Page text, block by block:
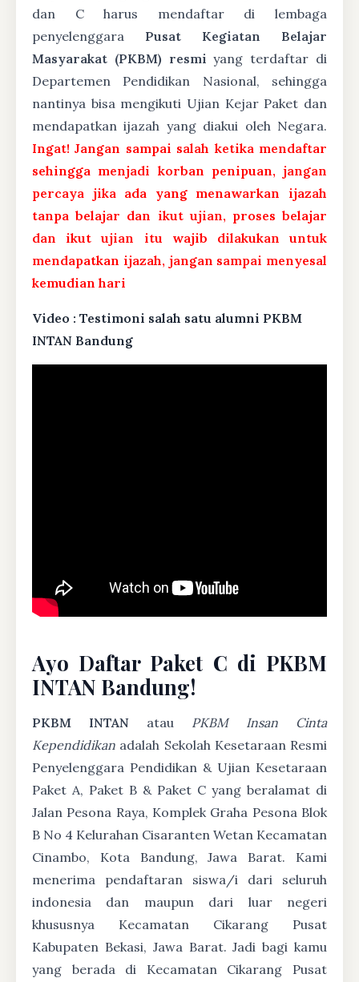
dan C harus mendaftar di lembaga
penyelenggara Pusat Kegiatan Belajar
Masyarakat (PKBM) resmi yang terdaftar di
Departemen Pendidikan Nasional, sehingga
nantinya bisa mengikuti Ujian Kejar Paket dan
mendapatkan ijazah yang diakui oleh Negara.
Ingat! Jangan sampai salah ketika mendaftar
sehingga menjadi korban penipuan, jangan
percaya jika ada yang menawarkan ijazah
tanpa belajar dan ikut ujian, proses belajar
dan ikut ujian itu wajib dilakukan untuk
mendapatkan ijazah, jangan sampai menyesal
kemudian hari
Video : Testimoni salah satu alumni PKBM
INTAN Bandung
Ayo Daftar Paket C di PKBM
INTAN Bandung!
PKBM INTAN atau PKBM Insan Cinta
Kependidikan adalah Sekolah Kesetaraan Resmi
Penyelenggara Pendidikan & Ujian Kesetaraan
Paket A, Paket B & Paket C yang beralamat di
Jalan Pesona Raya, Komplek Graha Pesona Blok
B No 4 Kelurahan Cisaranten Wetan Kecamatan
Cinambo, Kota Bandung, Jawa Barat. Kami
menerima pendaftaran siswa/i dari seluruh
indonesia dan maupun dari luar negeri
khususnya Kecamatan Cikarang Pusat
Kabupaten Bekasi, Jawa Barat. Jadi bagi kamu
yang berada di Kecamatan Cikarang Pusat